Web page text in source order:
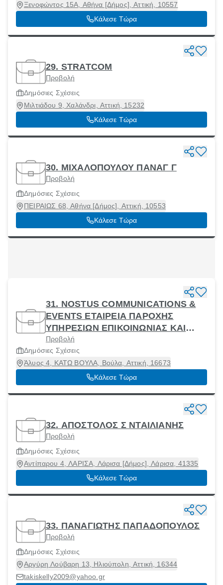
Ξενοφώντος 15Α, Αθήνα [Δήμος], Αττική, 10557
Κάλεσε Τώρα
29. STRATCOM
Προβολή
Δημόσιες Σχέσεις
Μιλτιάδου 9, Χαλάνδρι, Αττική, 15232
Κάλεσε Τώρα
30. ΜΙΧΑΛΟΠΟΥΛΟΥ ΠΑΝΑΓ Γ
Προβολή
Δημόσιες Σχέσεις
ΠΕΙΡΑΙΩΣ 68, Αθήνα [Δήμος], Αττική, 10553
Κάλεσε Τώρα
31. NOSTUS COMMUNICATIONS &
EVENTS ΕΤΑΙΡΕΙΑ ΠΑΡΟΧΗΣ
ΥΠΗΡΕΣΙΩΝ ΕΠΙΚΟΙΝΩΝΙΑΣ ΚΑΙ
ΔΗΜΟΣΙΩΝ ΣΧΕΣΕΩΝ ΕΤΑΙΡΕΙΑ
ΠΕΡΙΟΡΙΣΜΕΝΗΣ ΕΥΘΥΝΗΣ
Προβολή
Δημόσιες Σχέσεις
Άλυος 4, ΚΑΤΩ ΒΟΥΛΑ, Βούλα, Αττική, 16673
Κάλεσε Τώρα
32. ΑΠΟΣΤΟΛΟΣ Σ ΝΤΑΙΛΙΑΝΗΣ
Προβολή
Δημόσιες Σχέσεις
Αντίπαρου 4, ΛΑΡΙΣΑ, Λάρισα [Δήμος], Λάρισα, 41335
Κάλεσε Τώρα
33. ΠΑΝΑΓΙΩΤΗΣ ΠΑΠΑΔΟΠΟΥΛΟΣ
Προβολή
Δημόσιες Σχέσεις
Αργύρη Λούβαρη 13, Ηλιούπολη, Αττική, 16344
takiskelly2009@yahoo.gr